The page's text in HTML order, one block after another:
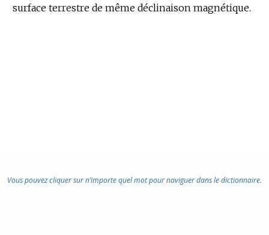
:
surface terrestre de même déclinaison magnétique.
Vous pouvez cliquer sur n’importe quel mot pour naviguer dans le dictionnaire.